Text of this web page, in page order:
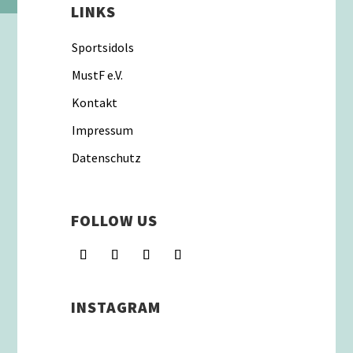
LINKS
Sportsidols
MustF e.V.
Kontakt
Impressum
Datenschutz
FOLLOW US
INSTAGRAM